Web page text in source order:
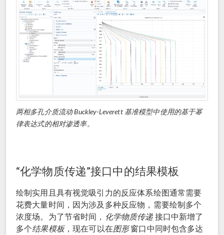
两相多孔介质流动 Buckley-Leverett 基准模型中使用的基于幂
律表达式的相对渗透率。
“化学物质传递”接口中的结果模板
绘制实用且具有视觉吸引力的反应体系绘图通常需要
花费大量时间，因为涉及多种反应物，需要绘制多个
浓度场。为了节省时间， 化学物质传递 接口中新增了
多个结果模板，现在可以在图形窗口中同时包含多达